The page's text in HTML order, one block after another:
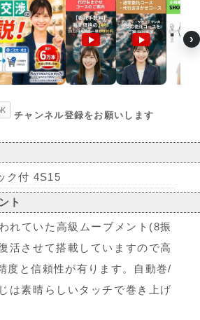
›
チャンネル登録をお願いします
ク付 4S15
ト
れていた高級ムーブメント(8振
活させて搭載していますので高
度と信頼性が有ります。自動巻/
は素晴らしいタッチで巻き上げ